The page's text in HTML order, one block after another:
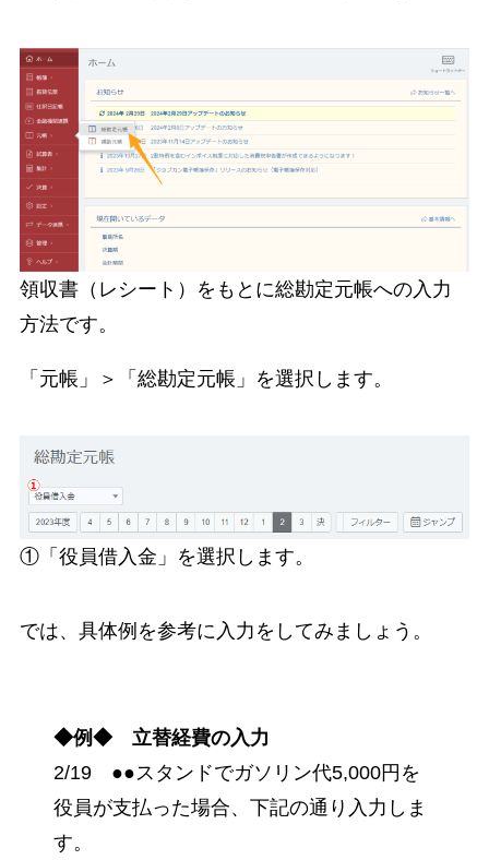
領収書（レシート）をもとに総勘定元帳への入力
方法です。
「元帳」＞「総勘定元帳」を選択します。
①「役員借入金」を選択します。
では、具体例を参考に入力をしてみましょう。
◆例◆
立替経費の入力
2/19 ●●スタンドでガソリン代5,000円を
役員が支払った場合、下記の通り入力しま
す。